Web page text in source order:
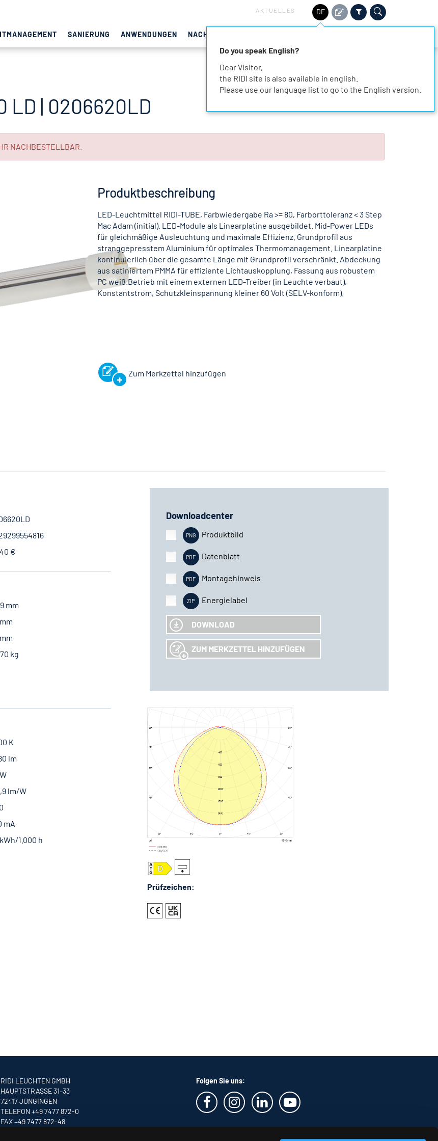
AKTUELLES DE
SANIERUNG ANWENDUNGEN NACHHALTIGKEIT
LD | 0206620LD
NACHBESTELLBAR.
Produktbeschreibung
LED-Leuchtmittel RIDI-TUBE, Farbwiedergabe Ra >= 80, Farborttoleranz < 3 Step
Mac Adam (initial). LED-Module als Linearplatine ausgebildet. Mid-Power LEDs
für gleichmäßige Ausleuchtung und maximale Effizienz. Grundprofil aus
stranggepresstem Aluminium für optimales Thermomanagement. Linearplatine
kontinuierlich über die gesamte Länge mit Grundprofil verschränkt. Abdeckung
aus satiniertem PMMA für effiziente Lichtauskopplung, Fassung aus robustem
PC weiß.Betrieb mit einem externen LED-Treiber (in Leuchte verbaut),
Konstantstrom, Schutzkleinspannung kleiner 60 Volt (SELV-konform).
Zum Merkzettel hinzufügen
€
mm
kg
K
lm
lm/W
mA
1.000 h
Downloadcenter
Produktbild
Datenblatt
Montagehinweis
Energielabel
DOWNLOAD
ZUM MERKZETTEL HINZUFÜGEN
Prüfzeichen:
RIDI LEUCHTEN GMBH
HAUPTSTRASSE 31–33
72417 JUNGINGEN
TELEFON +49 7477 872-0
FAX +49 7477 872-48
Folgen Sie uns:
Do you speak English?
Dear Visitor,
the RIDI site is also available in english.
Please use our language list to go to the English version.